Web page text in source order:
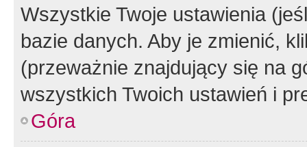
Wszystkie Twoje ustawienia
bazie danych. Aby je zmienić,
(przeważnie znajdujący się na
wszystkich Twoich ustawień i
Góra